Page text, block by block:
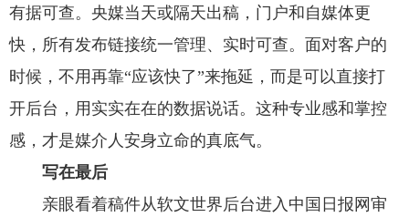
有据可查。央媒当天或隔天出稿，门户和自媒体更
快，所有发布链接统一管理、实时可查。面对客户的
时候，不用再靠“应该快了”来拖延，而是可以直接打
开后台，用实实在在的数据说话。这种专业感和掌控
感，才是媒介人安身立命的真底气。
写在最后
亲眼看着稿件从软文世界后台进入中国日报网审